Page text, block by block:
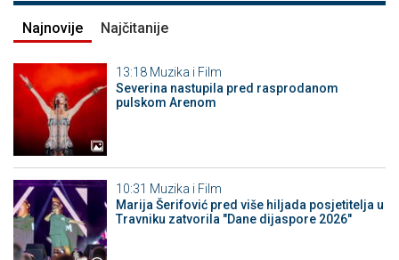
Najnovije Najčitanije
13:18 Muzika i Film
Severina nastupila pred rasprodanom
pulskom Arenom
10:31 Muzika i Film
Marija Šerifović pred više hiljada posjetitelja u
Travniku zatvorila "Dane dijaspore 2026"